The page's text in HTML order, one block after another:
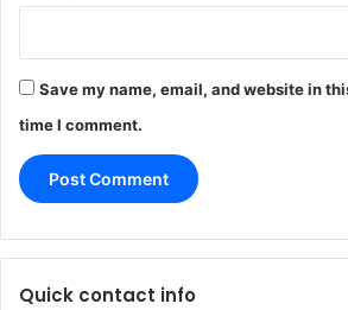
Save my name, email, and website in
time I comment.
Quick contact info